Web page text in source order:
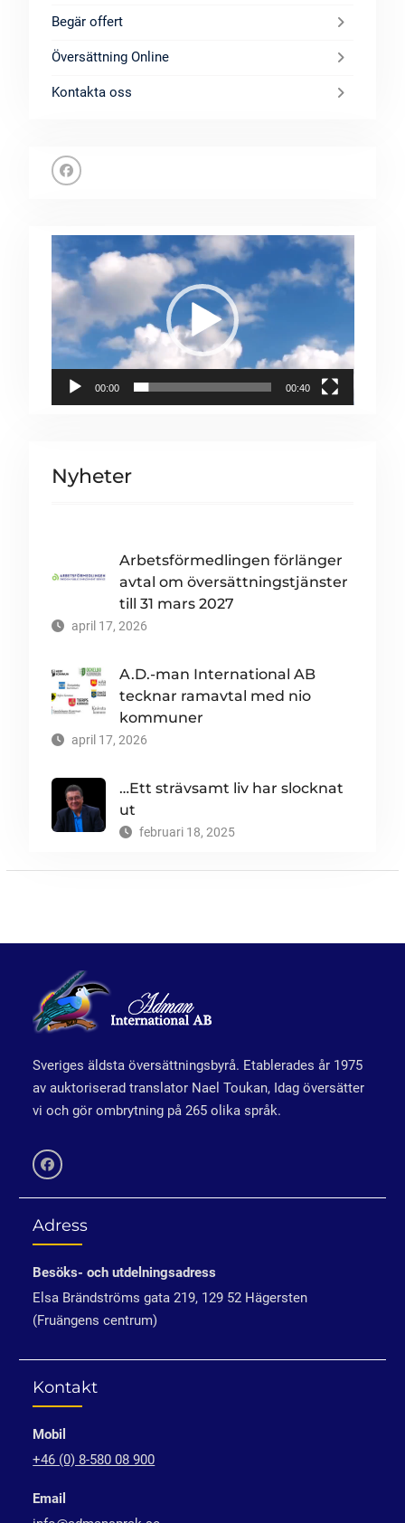
Begär offert
Översättning Online
Kontakta oss
00:00 00:40
Nyheter
Arbetsförmedlingen förlänger
avtal om översättningstjänster
till 31 mars 2027
april 17, 2026
A.D.-man International AB
tecknar ramavtal med nio
kommuner
april 17, 2026
…Ett strävsamt liv har slocknat
ut
februari 18, 2025
Sveriges äldsta översättningsbyrå. Etablerades år 1975
av auktoriserad translator Nael Toukan, Idag översätter
vi och gör ombrytning på 265 olika språk.
Adress
Besöks- och utdelningsadress
Elsa Brändströms gata 219, 129 52 Hägersten
(Fruängens centrum)
Kontakt
Mobil
+46 (0) 8-580 08 900
Email